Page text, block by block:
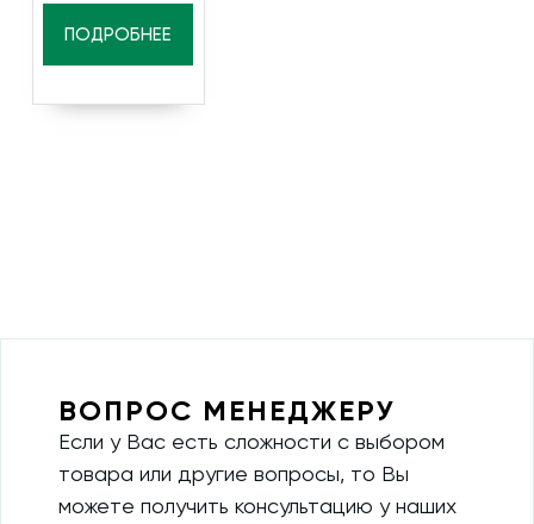
ПОДРОБНЕЕ
ВОПРОС МЕНЕДЖЕРУ
Если у Вас есть сложности с выбором
товара или другие вопросы, то Вы
можете получить консультацию у наших